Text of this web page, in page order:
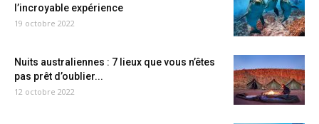
l’incroyable expérience
19 octobre 2022
Nuits australiennes : 7 lieux que vous n’êtes
pas prêt d’oublier...
12 octobre 2022